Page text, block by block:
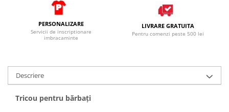
PERSONALIZARE
Servicii de inscriptionare
imbracaminte
LIVRARE GRATUITA
Pentru comenzi peste 500 lei
Descriere
Tricou pentru bărbaţi